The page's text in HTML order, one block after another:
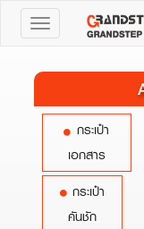
Toggle
กระเป๋า
เอกสาร
กระเป๋า
คันชัก